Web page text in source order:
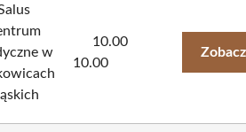
w
10.00
10.00